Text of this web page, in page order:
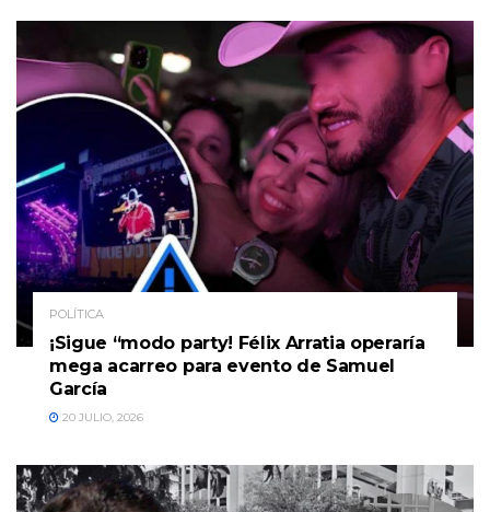
POLÍTICA
¡Sigue “modo party! Félix Arratia operaría
mega acarreo para evento de Samuel
García
20 JULIO, 2026